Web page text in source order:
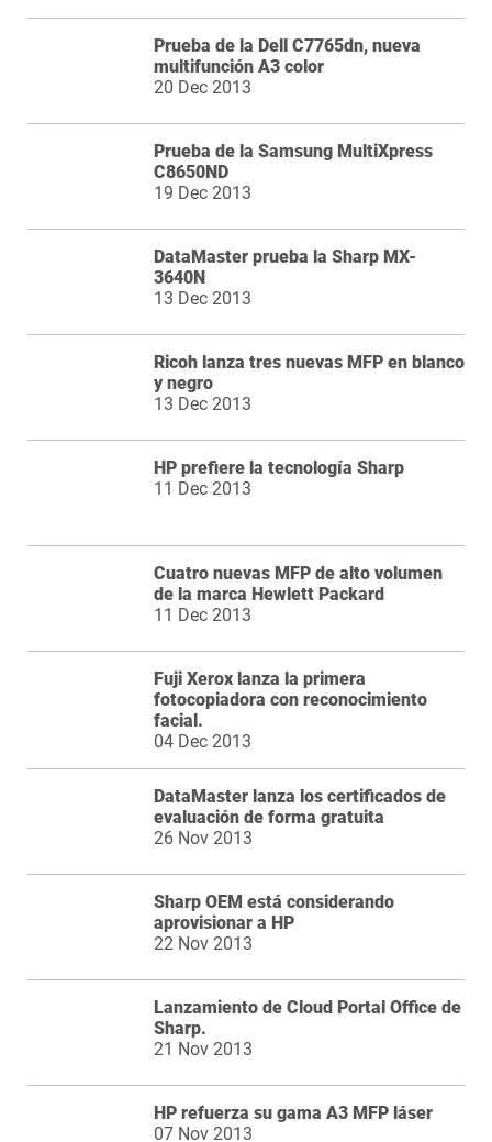
Prueba de la Dell C7765dn, nueva
multifunción A3 color
20 Dec 2013
Prueba de la Samsung MultiXpress
C8650ND
19 Dec 2013
DataMaster prueba la Sharp MX-
3640N
13 Dec 2013
Ricoh lanza tres nuevas MFP en blanco
y negro
13 Dec 2013
HP prefiere la tecnología Sharp
11 Dec 2013
Cuatro nuevas MFP de alto volumen
de la marca Hewlett Packard
11 Dec 2013
Fuji Xerox lanza la primera
fotocopiadora con reconocimiento
facial.
04 Dec 2013
DataMaster lanza los certificados de
evaluación de forma gratuita
26 Nov 2013
Sharp OEM está considerando
aprovisionar a HP
22 Nov 2013
Lanzamiento de Cloud Portal Office de
Sharp.
21 Nov 2013
HP refuerza su gama A3 MFP láser
07 Nov 2013